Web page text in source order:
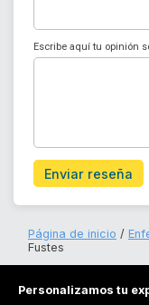
Escribe aquí tu opinión
Enviar reseña
Página de inicio
Fustes
Personalizamos tu